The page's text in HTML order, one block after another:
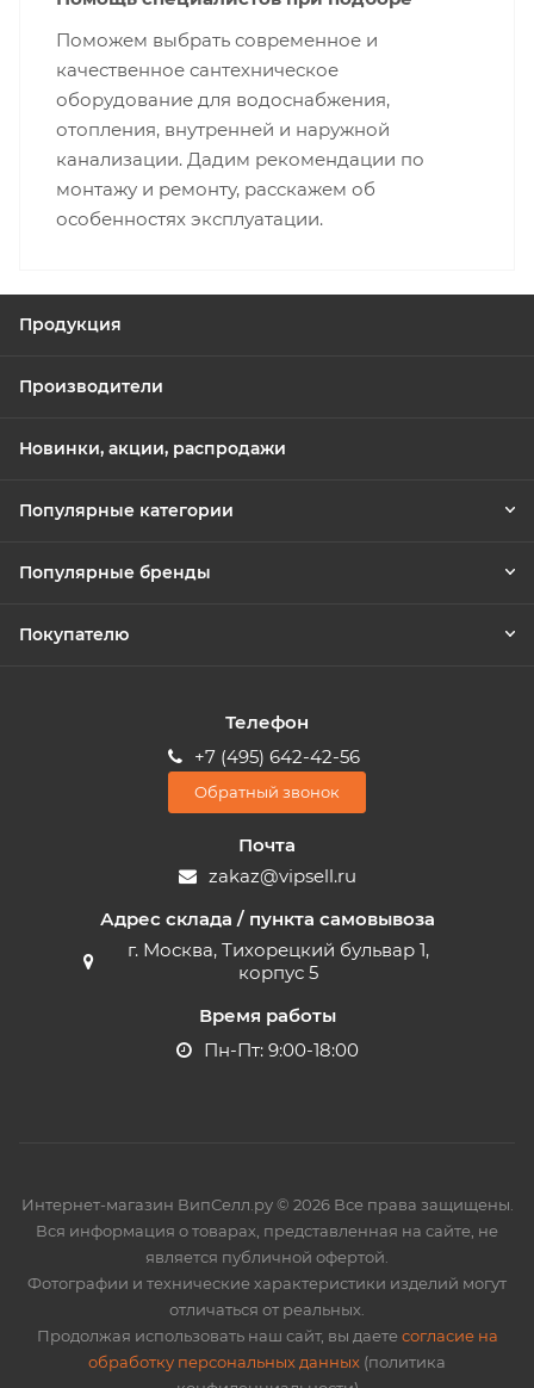
Поможем выбрать современное и
качественное сантехническое
оборудование для водоснабжения,
отопления, внутренней и наружной
канализации. Дадим рекомендации по
монтажу и ремонту, расскажем об
особенностях эксплуатации.
Продукция
Производители
Новинки, акции, распродажи
Популярные категории
Популярные бренды
Покупателю
Телефон
+7 (495) 642-42-56
Обратный звонок
Почта
zakaz@vipsell.ru
Адрес склада / пункта самовывоза
г. Москва, Тихорецкий бульвар 1,
корпус 5
Время работы
Пн-Пт: 9:00-18:00
Интернет-магазин ВипСелл.ру © 2026 Все права защищены.
Вся информация о товарах, представленная на сайте, не
является публичной офертой.
Фотографии и технические характеристики изделий могут
отличаться от реальных.
Продолжая использовать наш сайт, вы даетесогласие на
обработку персональных данных (политика